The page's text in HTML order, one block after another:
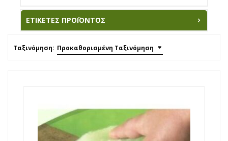
ΕΤΙΚΈΤΕΣ ΠΡΟΪΌΝΤΟΣ
Ταξινόμηση: Προκαθορισμένη Ταξινόμηση